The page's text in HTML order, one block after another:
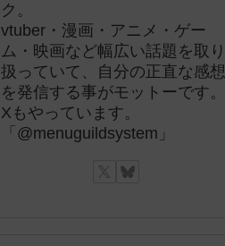
ク。
vtuber・漫画・アニメ・ゲー
ム・映画など幅広い話題を取り
扱っていて、自分の正直な感想
を発信する事がモットーです。
Xもやっています。
「@menuguildsystem」